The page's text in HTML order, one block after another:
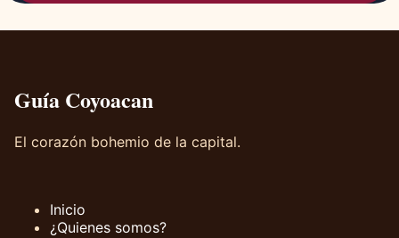
Guía Coyoacan
El corazón bohemio de la capital.
Inicio
¿Quienes somos?